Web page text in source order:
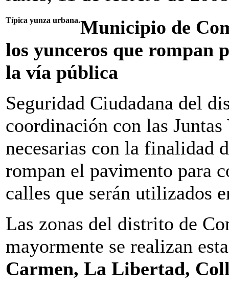
Típica yunza urbana.Municipio de
los yunceros que rompan
la vía pública
Seguridad Ciudadana del
coordinación con las
necesarias con la finalidad
rompan el pavimento para
calles que serán utilizados
Las zonas del distrito de
mayormente se realizan
Carmen, La Libertad,